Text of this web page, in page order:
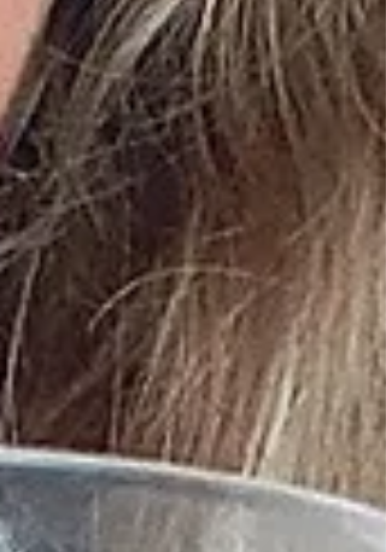
lekfull, konkret och enkel att ta till i
vardagen. Syftet med den här artikeln
att ge dig några av de mest
övningarna jag själv använder i arbete
med barn, familjer och grupper. De tar
bara någon minut, men kan skapa lugn,
stärka närvar